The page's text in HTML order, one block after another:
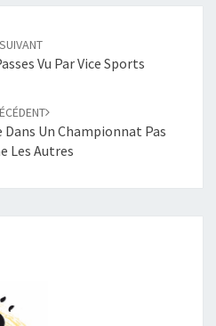
Vu Par Vice Sports
Un Championnat Pas
Les Autres